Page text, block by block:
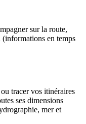
sur la route,
(informations en temps
tracer vos itinéraires
ses dimensions
mer et